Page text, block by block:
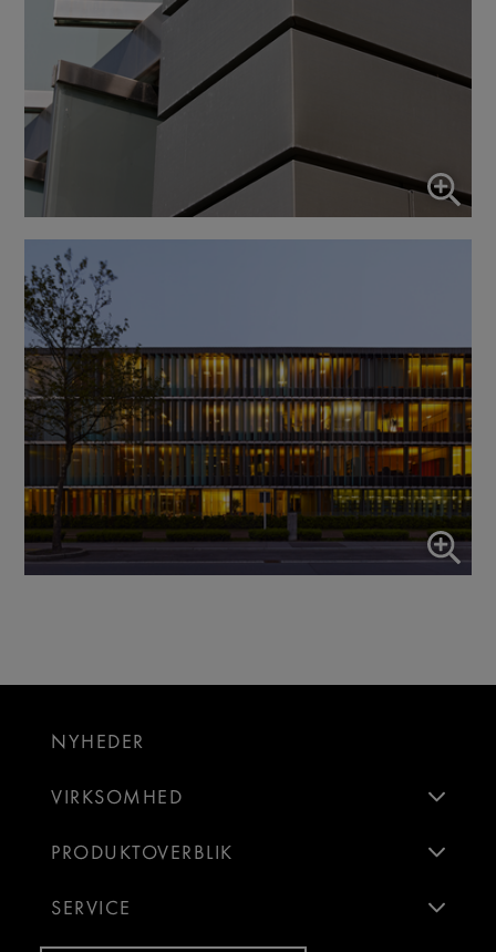
NYHEDER
VIRKSOMHED
PRODUKTOVERBLIK
SERVICE
Aktiver/deaktiver alle applikatione
Brug denne kontakt til at aktivere/deaktivere alle apps.